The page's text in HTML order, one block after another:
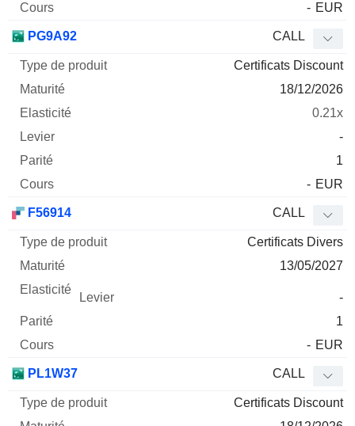
- EUR
PG9A92 CALL
Certificats Discount
18/12/2026
0.21x
-
1
- EUR
F56914 CALL
Certificats Divers
13/05/2027
-
1
- EUR
PL1W37 CALL
Certificats Discount